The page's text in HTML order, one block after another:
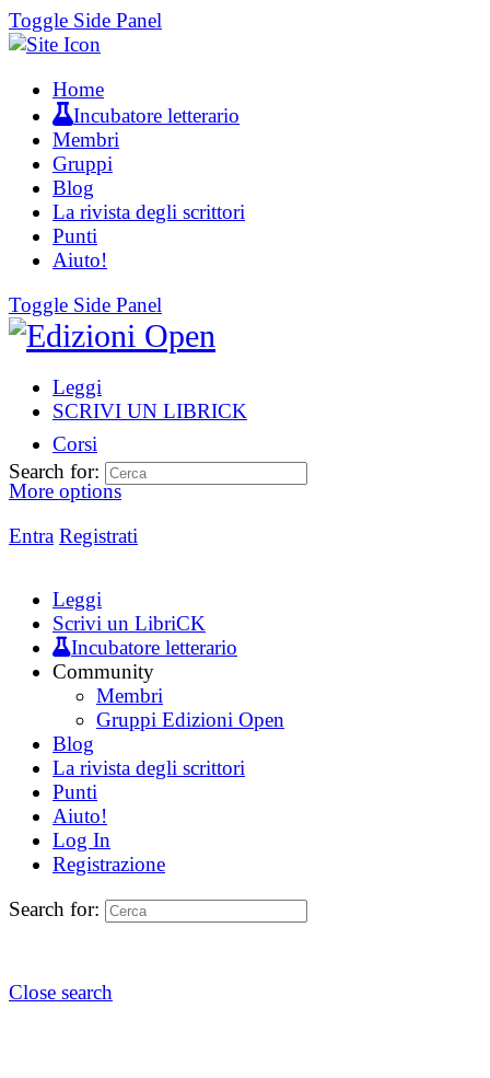
Toggle Side Panel
Home
Incubatore letterario
Membri
Gruppi
Blog
La rivista degli scrittori
Punti
Aiuto!
Toggle Side Panel
Leggi
SCRIVI UN LIBRICK
Corsi
More options
Entra Registrati
Search for:
Leggi
Scrivi un LibriCK
Incubatore letterario
Community
Membri
Gruppi Edizioni Open
Blog
La rivista degli scrittori
Punti
Aiuto!
Log In
Registrazione
Search for:
Close search